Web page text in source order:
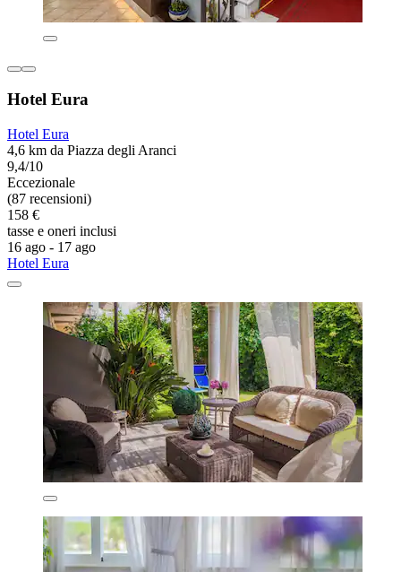
Hotel Eura
Hotel Eura
4,6 km da Piazza degli Aranci
9,4/10
Eccezionale
(87 recensioni)
158 €
tasse e oneri inclusi
16 ago - 17 ago
Hotel Eura